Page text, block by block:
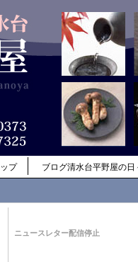
プ ブログ清水台平野屋の日
ニュースレター配信停止